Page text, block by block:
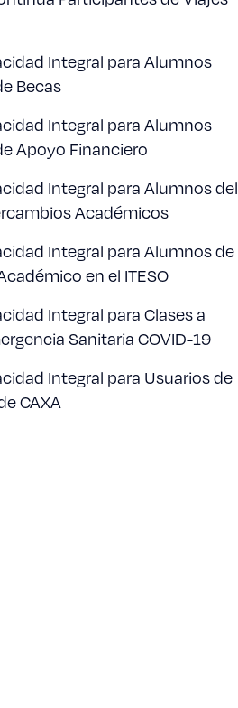
Integral para Alumnos
Becas
Integral para Alumnos
Apoyo Financiero
Integral para Alumnos del
Académicos
Integral para Alumnos de
en el ITESO
Integral para Clases a
Sanitaria COVID-19
Integral para Usuarios de
CAXA